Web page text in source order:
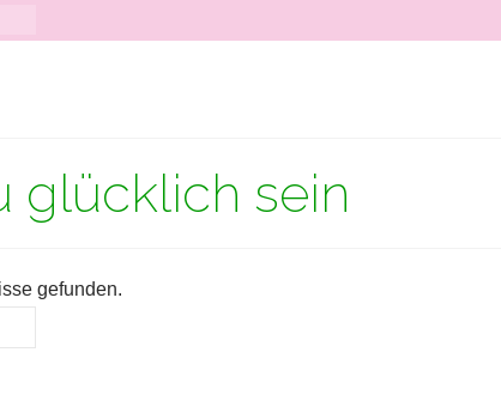
glücklich sein
gefunden.